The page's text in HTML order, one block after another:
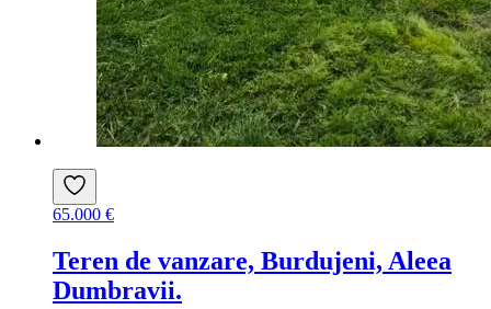
65.000 €
Teren de vanzare, Burdujeni, Aleea
Dumbravii.